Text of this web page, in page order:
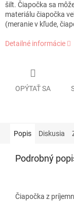
šilt. Čiapočka sa
materiálu čiapočka
(meranie v kľude,
Detailné informácie
OPÝTAŤ SA
Popis Diskusia
Podrobný
Čiapočka z